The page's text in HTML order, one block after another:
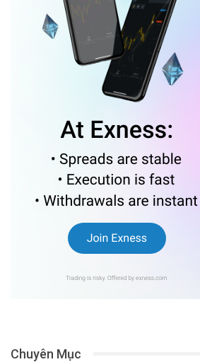
Chuyên Mục